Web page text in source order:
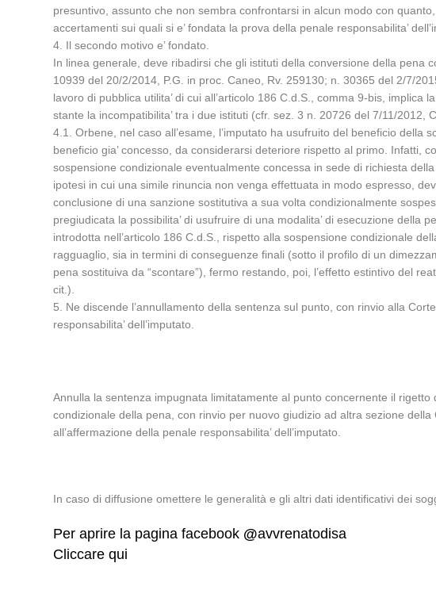
presuntivo, assunto che non sembra confrontarsi in alcun modo con
accertamenti sui quali si e’ fondata la prova della penale responsabilita’
4. Il secondo motivo e’ fondato.
In linea generale, deve ribadirsi che gli istituti della conversione della pena
10939 del 20/2/2014, P.G. in proc. Caneo, Rv. 259130; n. 30365 del 2/7/
lavoro di pubblica utilita’ di cui all’articolo 186 C.d.S., comma 9-bis,
stante la incompatibilita’ tra i due istituti (cfr. sez. 3 n. 20726 del 7/11/2012,
4.1. Orbene, nel caso all’esame, l’imputato ha usufruito del beneficio
beneficio gia’ concesso, da considerarsi deteriore rispetto al primo. Infatti,
sospensione condizionale eventualmente concessa in sede di richiesta
ipotesi in cui una simile rinuncia non venga effettuata in modo espresso,
conclusione di una sanzione sostitutiva a sua volta condizionalmente
pregiudicata la possibilita’ di usufruire di una modalita’ di esecuzione della
introdotta nell’articolo 186 C.d.S., rispetto alla sospensione condizionale
ragguaglio, sia in termini di conseguenze finali (sotto il profilo di un
pena sostituiva da “scontare”), fermo restando, poi, l’effetto estintivo del
cit.).
5. Ne discende l’annullamento della sentenza sul punto, con rinvio alla
responsabilita’ dell’imputato.
Annulla la sentenza impugnata limitatamente al punto concernente il
condizionale della pena, con rinvio per nuovo giudizio ad altra sezione
all’affermazione della penale responsabilita’ dell’imputato.
In caso di diffusione omettere le generalità e gli altri dati identificativi dei
Per aprire la pagina facebook @avvrenatodisa
Cliccare qui